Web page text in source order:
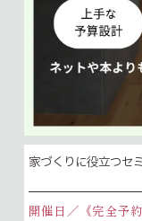
家づくりに役立つセ
開催日／《完全予約